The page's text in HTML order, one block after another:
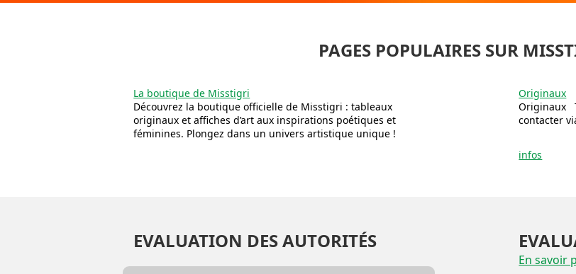
PAGES POPULAIRES SUR
La boutique de Misstigri
Découvrez la boutique officielle de Misstigri : tableaux
originaux et affiches d’art aux inspirations poétiques et
féminines. Plongez dans un univers artistique unique !
Originaux
Originaux
contacter
infos
EVALUATION DES AUTORITÉS
En savoir